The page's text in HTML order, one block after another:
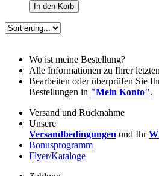
Wo ist meine Bestellung?
Alle Informationen zu Ihrer letzten
Bearbeiten oder überprüfen Sie
Bestellungen in "Mein Konto".
Versand und Rücknahme
Unsere
Versandbedingungen und Ihr
Bonusprogramm
Flyer/Kataloge